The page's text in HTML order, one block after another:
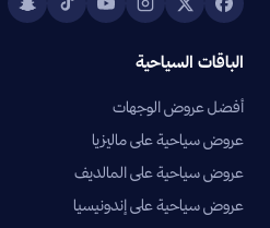
الباقات السياحية
أفضل عروض الوجهات
عروض سياحية على ماليزيا
عروض سياحية على المالديف
عروض سياحية على إندونيسيا